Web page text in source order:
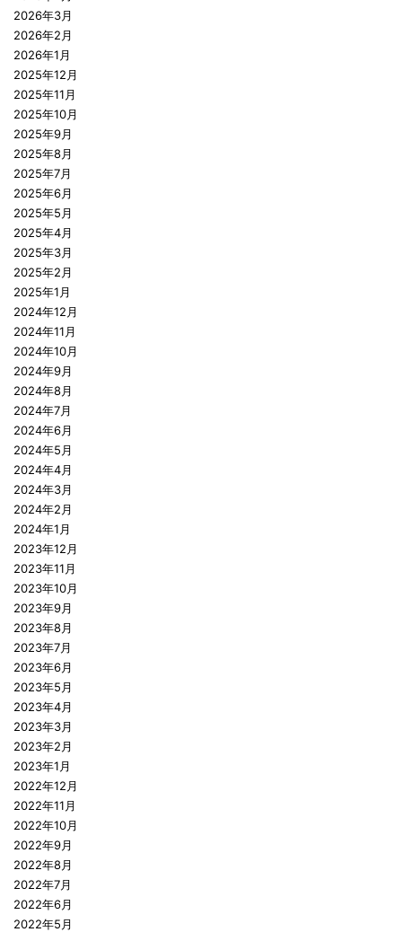
2026年3月
2026年2月
2026年1月
2025年12月
2025年11月
2025年10月
2025年9月
2025年8月
2025年7月
2025年6月
2025年5月
2025年4月
2025年3月
2025年2月
2025年1月
2024年12月
2024年11月
2024年10月
2024年9月
2024年8月
2024年7月
2024年6月
2024年5月
2024年4月
2024年3月
2024年2月
2024年1月
2023年12月
2023年11月
2023年10月
2023年9月
2023年8月
2023年7月
2023年6月
2023年5月
2023年4月
2023年3月
2023年2月
2023年1月
2022年12月
2022年11月
2022年10月
2022年9月
2022年8月
2022年7月
2022年6月
2022年5月